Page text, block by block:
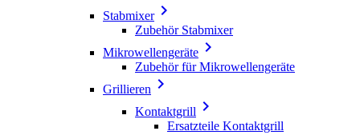
Stabmixer
Zubehör Stabmixer
Mikrowellengeräte 
Zubehör für Mikrowellengeräte
Grillieren 
Kontaktgrill 
Ersatzteile Kontaktgrill